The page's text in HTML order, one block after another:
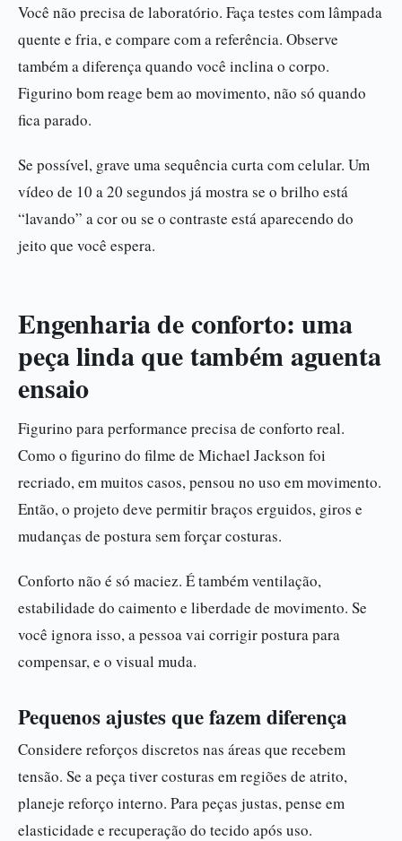
Você não precisa de laboratório. Faça testes com lâmpada
quente e fria, e compare com a referência. Observe
também a diferença quando você inclina o corpo.
Figurino bom reage bem ao movimento, não só quando
fica parado.
Se possível, grave uma sequência curta com celular. Um
vídeo de 10 a 20 segundos já mostra se o brilho está
“lavando” a cor ou se o contraste está aparecendo do
jeito que você espera.
Engenharia de conforto: uma
peça linda que também aguenta
ensaio
Figurino para performance precisa de conforto real.
Como o figurino do filme de Michael Jackson foi
recriado, em muitos casos, pensou no uso em movimento.
Então, o projeto deve permitir braços erguidos, giros e
mudanças de postura sem forçar costuras.
Conforto não é só maciez. É também ventilação,
estabilidade do caimento e liberdade de movimento. Se
você ignora isso, a pessoa vai corrigir postura para
compensar, e o visual muda.
Pequenos ajustes que fazem diferença
Considere reforços discretos nas áreas que recebem
tensão. Se a peça tiver costuras em regiões de atrito,
planeje reforço interno. Para peças justas, pense em
elasticidade e recuperação do tecido após uso.